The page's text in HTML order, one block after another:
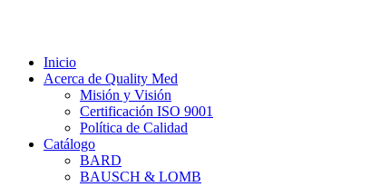
Inicio
Acerca de Quality Med
Misión y Visión
Certificación ISO 9001
Política de Calidad
Catálogo
BARD
BAUSCH & LOMB